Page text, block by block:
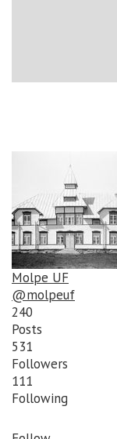
Molpe UF
@molpeuf
240
Posts
531
Followers
111
Following